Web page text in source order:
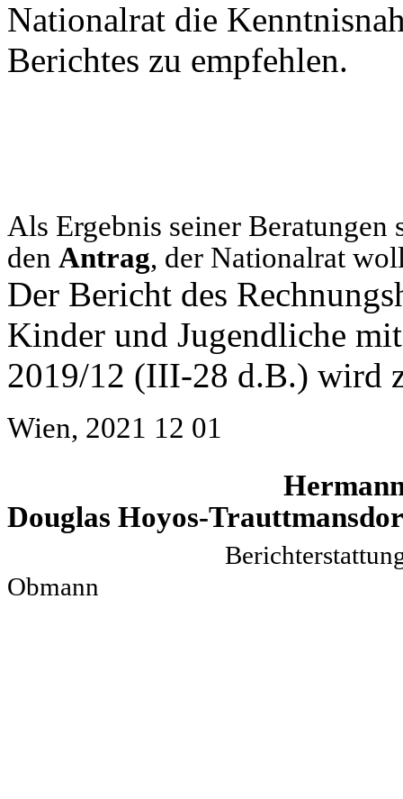
Nationalrat die
Berichtes zu empfehlen.
Als Ergebnis seiner Beratungen
den Antrag, der Nationalrat
Der Bericht des
Kinder und Jugendliche
2019/12 (III-28 d.B.) wird
Wien, 2021 12 01
Douglas Hoyos-
Obmann